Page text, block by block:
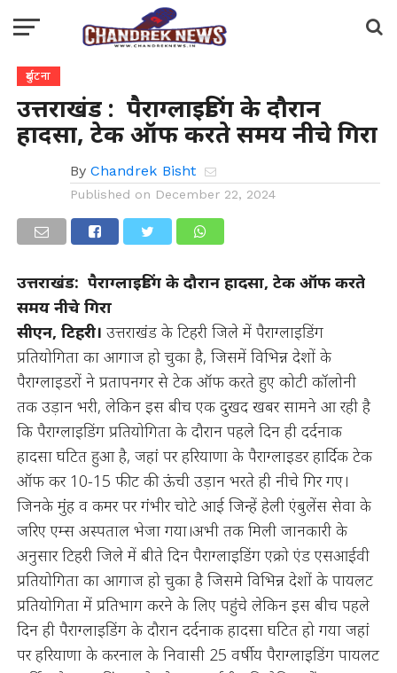
दुर्घटना
उत्तराखंड : पैराग्लाइडिंग के दौरान
हादसा, टेक ऑफ करते समय नीचे गिरा
By Chandrek Bisht
Published on December 22, 2024
उत्तराखंड: पैराग्लाइडिंग के दौरान हादसा, टेक ऑफ करते
समय नीचे गिरा
सीएन, टिहरी। उत्तराखंड के टिहरी जिले में पैराग्लाइडिंग
प्रतियोगिता का आगाज हो चुका है, जिसमें विभिन्न देशों के
पैराग्लाइडरों ने प्रतापनगर से टेक ऑफ करते हुए कोटी कॉलोनी
तक उड़ान भरी, लेकिन इस बीच एक दुखद खबर सामने आ रही है
कि पैराग्लाइडिंग प्रतियोगिता के दौरान पहले दिन ही दर्दनाक
हादसा घटित हुआ है, जहां पर हरियाणा के पैराग्लाइडर हार्दिक टेक
ऑफ कर 10-15 फीट की ऊंची उड़ान भरते ही नीचे गिर गए।
जिनके मुंह व कमर पर गंभीर चोटे आई जिन्हें हेली एंबुलेंस सेवा के
जरिए एम्स अस्पताल भेजा गया।अभी तक मिली जानकारी के
अनुसार टिहरी जिले में बीते दिन पैराग्लाइडिंग एक्रो एंड एसआईवी
प्रतियोगिता का आगाज हो चुका है जिसमे विभिन्न देशों के पायलट
प्रतियोगिता में प्रतिभाग करने के लिए पहुंचे लेकिन इस बीच पहले
दिन ही पैराग्लाइडिंग के दौरान दर्दनाक हादसा घटित हो गया जहां
पर हरियाणा के करनाल के निवासी 25 वर्षीय पैराग्लाइडिंग पायलट